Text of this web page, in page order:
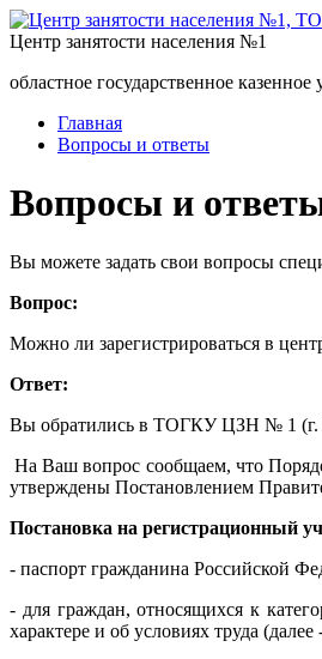
Центр занятости населения №1
областное государственное казенное
Главная
Вопросы и ответы
Вопросы и
Вы можете задать свои вопросы
Вопрос:
Можно ли зарегистрироваться в
Ответ:
Вы обратились в ТОГКУ ЦЗН № 1 (г.
На Ваш вопрос сообщаем, что
утверждены Постановлением
Постановка на регистрационный
- паспорт гражданина Российской
- для граждан, относящихся к
характере и об условиях труда